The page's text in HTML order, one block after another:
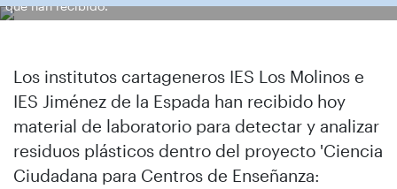
que han recibido.
Los institutos cartageneros IES Los Molinos e
IES Jiménez de la Espada han recibido hoy
material de laboratorio para detectar y analizar
residuos plásticos dentro del proyecto 'Ciencia
Ciudadana para Centros de Enseñanza: